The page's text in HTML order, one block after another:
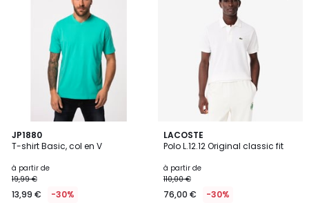
JP1880
T-shirt Basic, col en V
à partir de
19,99 €
13,99 € -30%
4,8
/ 5
20
Couleurs
LACOSTE
Polo L.12.12 Original classic fit
à partir de
110,00 €
76,00 € -30%
4,4
/ 5
31
Couleurs